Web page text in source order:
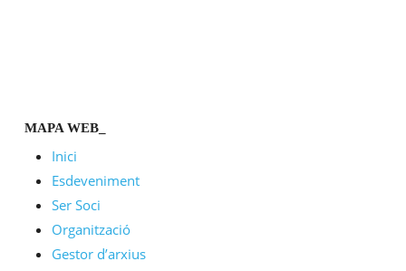
MAPA WEB_
Inici
Esdeveniment
Ser Soci
Organització
Gestor d’arxius